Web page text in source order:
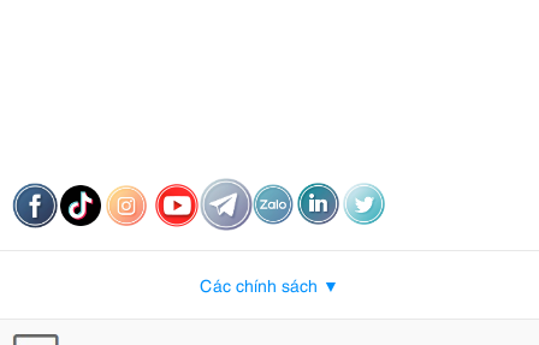
Các chính sách ▼